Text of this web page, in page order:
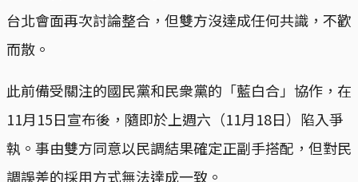
台北會面再次討論整合，但雙方沒達成任何共識，不歡
而散。
此前備受關注的國民黨和民衆黨的「藍白合」協作，在
11月15日宣布後，隨即於上週六（11月18日）陷入爭
執。事由雙方同意以民調結果確定正副手搭配，但對民
調誤差的採用方式無法達成一致。